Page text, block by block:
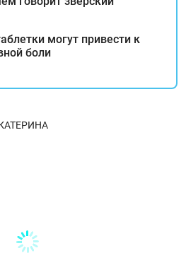
могут привести к
боли